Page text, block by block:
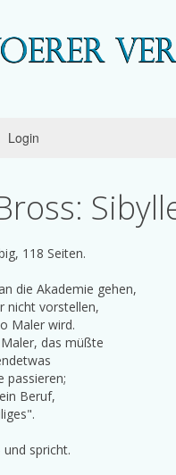
Login
118 Seiten.
die Akademie gehen,
nicht vorstellen,
Maler wird.
das müßte
passieren;
Beruf,
spricht.